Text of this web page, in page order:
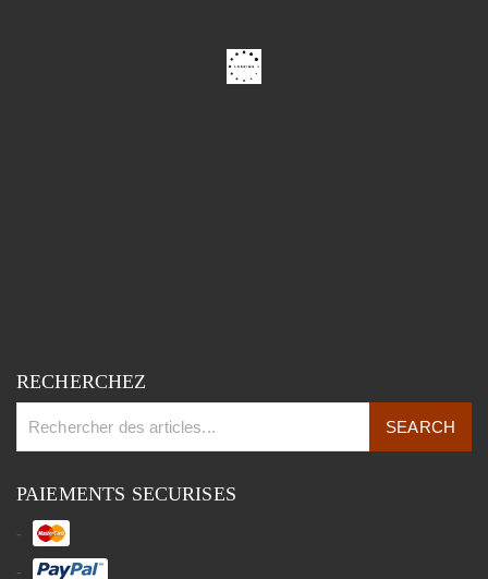
RECHERCHEZ
PAIEMENTS SECURISES